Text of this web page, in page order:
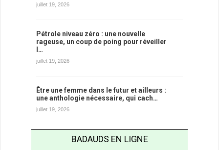
juillet 19, 2026
Pétrole niveau zéro : une nouvelle
rageuse, un coup de poing pour réveiller
l…
juillet 19, 2026
Être une femme dans le futur et ailleurs :
une anthologie nécessaire, qui cach…
juillet 19, 2026
BADAUDS EN LIGNE